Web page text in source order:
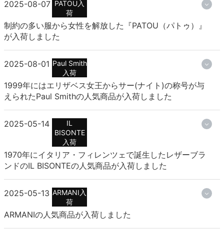
2025-08-07 PATOU入
荷
制約の多い服から女性を解放した『PATOU（パトゥ）』
が入荷しました
2025-08-01 Paul Smith
入荷
1999年にはエリザベス女王からサー(ナイト)の称号が与
えられたPaul Smithの人気商品が入荷しました
2025-05-14
IL
BISONTE
入荷
1970年にイタリア・フィレンツェで誕生したレザーブラ
ンドのIL BISONTEの人気商品が入荷しました
2025-05-13 ARMANI入
荷
ARMANIの人気商品が入荷しました